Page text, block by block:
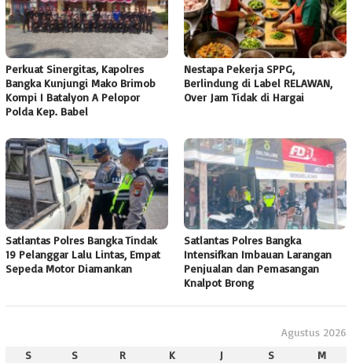
Perkuat Sinergitas, Kapolres
Bangka Kunjungi Mako Brimob
Kompi I Batalyon A Pelopor
Polda Kep. Babel
Nestapa Pekerja SPPG,
Berlindung di Label RELAWAN,
Over Jam Tidak di Hargai
Satlantas Polres Bangka Tindak
19 Pelanggar Lalu Lintas, Empat
Sepeda Motor Diamankan
Satlantas Polres Bangka
Intensifkan Imbauan Larangan
Penjualan dan Pemasangan
Knalpot Brong
Agustus 2026
S
S R K J S
M